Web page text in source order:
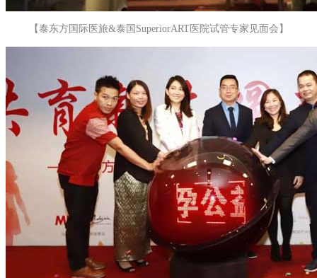
【泰东方国际医旅&泰国SuperiorART医院试管专家见面会】